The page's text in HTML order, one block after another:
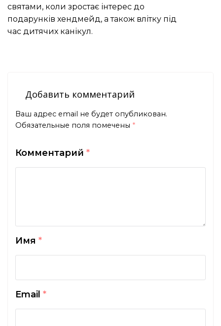
святами, коли зростає інтерес до
подарунків хендмейд, а також влітку під
час дитячих канікул.
Добавить комментарий
Ваш адрес email не будет опубликован.
Обязательные поля помечены *
Комментарий *
Имя *
Email *